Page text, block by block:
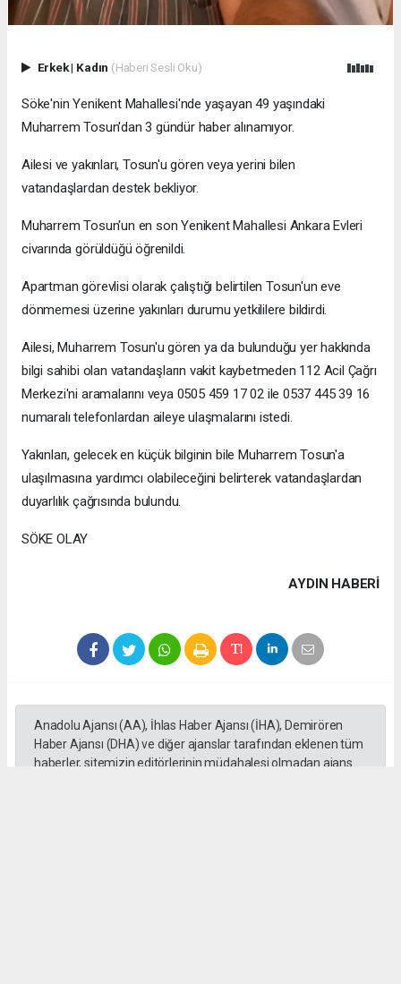
Erkek| Kadın (Haberi Sesli Oku)
Söke'nin Yenikent Mahallesi'nde yaşayan 49 yaşındaki
Muharrem Tosun'dan 3 gündür haber alınamıyor.
Ailesi ve yakınları, Tosun'u gören veya yerini bilen
vatandaşlardan destek bekliyor.
Muharrem Tosun'un en son Yenikent Mahallesi Ankara Evleri
civarında görüldüğü öğrenildi.
Apartman görevlisi olarak çalıştığı belirtilen Tosun'un eve
dönmemesi üzerine yakınları durumu yetkililere bildirdi.
Ailesi, Muharrem Tosun'u gören ya da bulunduğu yer hakkında
bilgi sahibi olan vatandaşların vakit kaybetmeden 112 Acil Çağrı
Merkezi'ni aramalarını veya 0505 459 17 02 ile 0537 445 39 16
numaralı telefonlardan aileye ulaşmalarını istedi.
Yakınları, gelecek en küçük bilginin bile Muharrem Tosun'a
ulaşılmasına yardımcı olabileceğini belirterek vatandaşlardan
duyarlılık çağrısında bulundu.
SÖKE OLAY
AYDIN HABERİ
Anadolu Ajansı (AA), İhlas Haber Ajansı (İHA), Demirören
Haber Ajansı (DHA) ve diğer ajanslar tarafından eklenen tüm
haberler, sitemizin editörlerinin müdahalesi olmadan ajans